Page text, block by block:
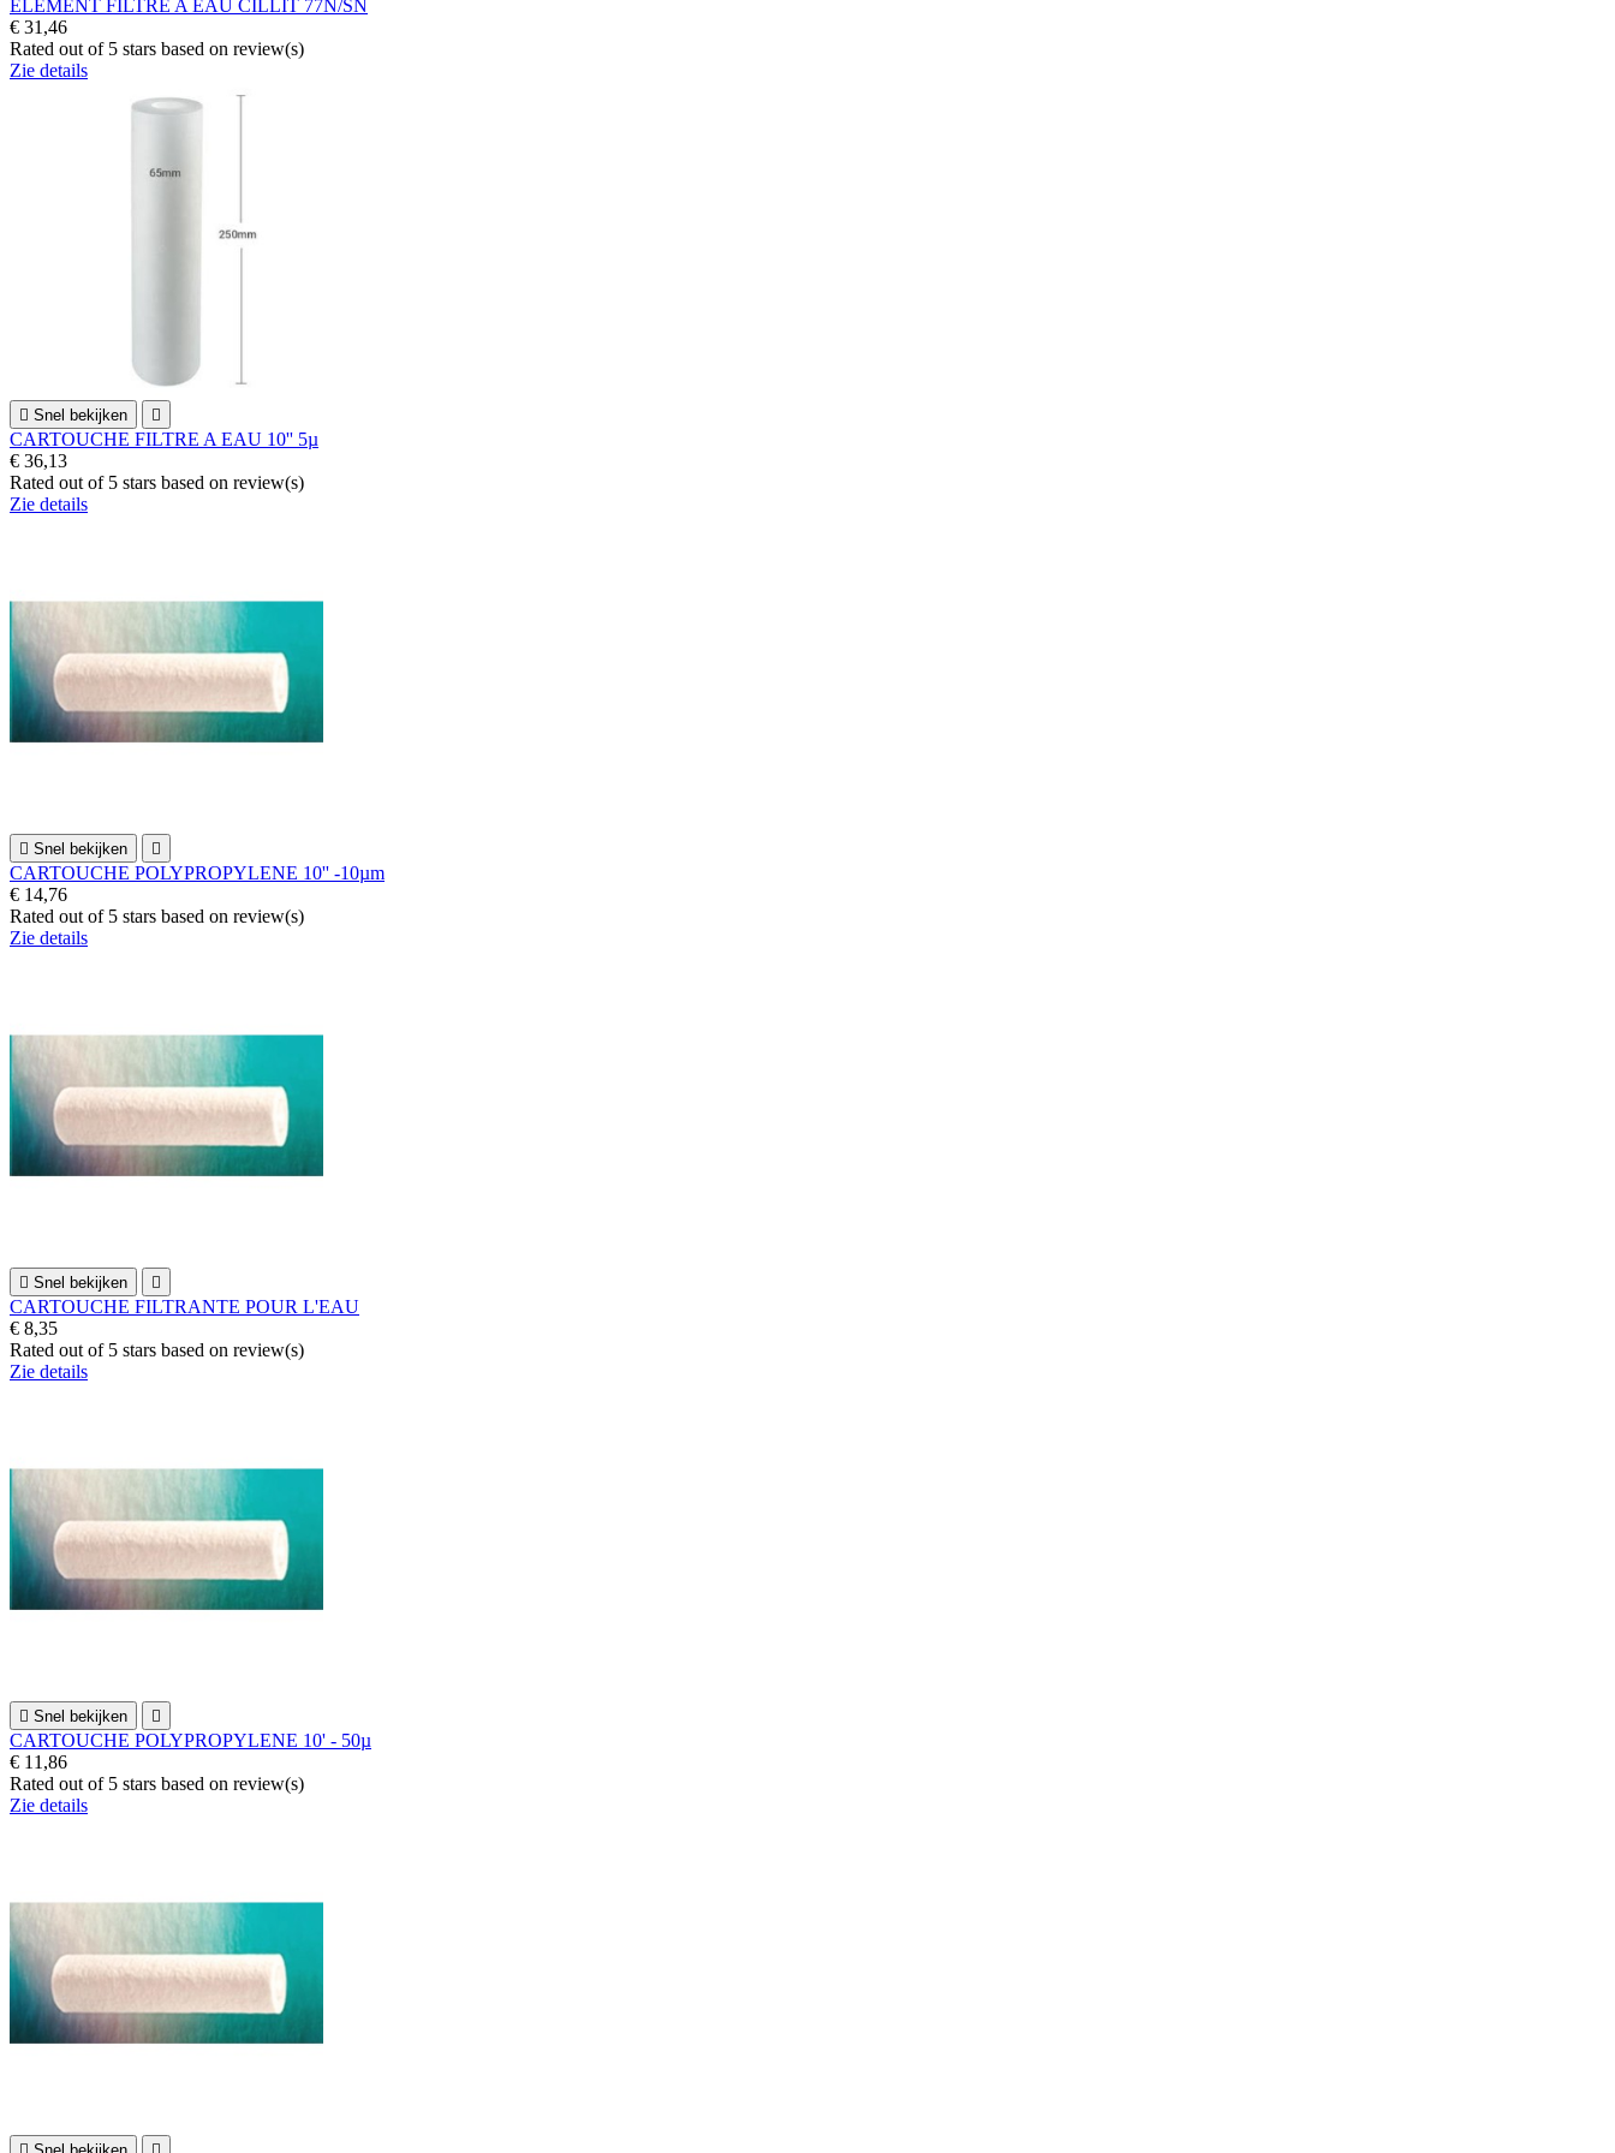
ELEMENT FILTRE A EAU CILLIT 77N/SN
€ 31,46
Rated out of 5 stars based on review(s)
Zie details
 Snel bekijken 
CARTOUCHE FILTRE A EAU 10'' 5µ
€ 36,13
Rated out of 5 stars based on review(s)
Zie details
 Snel bekijken 
CARTOUCHE POLYPROPYLENE 10'' -10µm
€ 14,76
Rated out of 5 stars based on review(s)
Zie details
 Snel bekijken 
CARTOUCHE FILTRANTE POUR L'EAU
€ 8,35
Rated out of 5 stars based on review(s)
Zie details
 Snel bekijken 
CARTOUCHE POLYPROPYLENE 10' - 50µ
€ 11,86
Rated out of 5 stars based on review(s)
Zie details